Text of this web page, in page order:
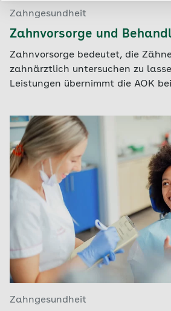
Zahngesundheit
Zahnvorsorge und
Zahnvorsorge bedeutet, die
zahnärztlich untersuchen zu
Leistungen übernimmt die AOK
Zahngesundheit